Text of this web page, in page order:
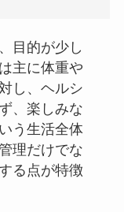
目的が少し
主に体重や
し、ヘルシ
、楽しみな
う生活全体
理だけでな
る点が特徴